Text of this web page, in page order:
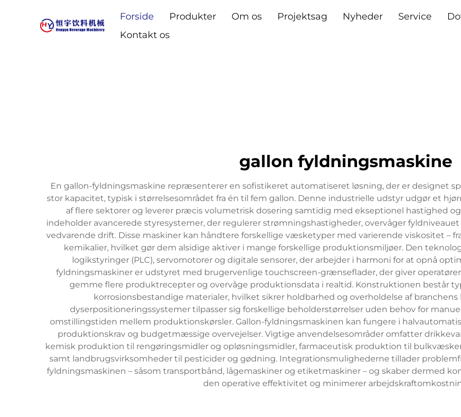
Forside Produkter Om os Projektsag Nyheder Service
Kontakt os
gallon fyldningsmaskine
En gallon-fyldningsmaskine repræsenterer en sofistikeret automatiseret løsning, der er designet
stor kapacitet, typisk i størrelsesområdet fra én til fem gallon. Denne industrielle udstyr udgør et
af flere sektorer og leverer præcis volumetrisk dosering samtidig med ekseptionel hastighed
indeholder avancerede styresystemer, der regulerer strømningshastigheder, overvåger
vedvarende drift. Disse maskiner kan håndtere forskellige væsketyper med varierende viskositet –
kemikalier, hvilket gør dem alsidige aktiver i mange forskellige produktionsmiljøer. Den
logikstyringer (PLC), servomotorer og digitale sensorer, der arbejder i harmoni for at opnå
fyldningsmaskiner er udstyret med brugervenlige touchscreen-grænseflader, der giver
gemme flere produktrecepter og overvåge produktionsdata i realtid. Konstruktionen består
korrosionsbestandige materialer, hvilket sikrer holdbarhed og overholdelse af
dyserpositioneringssystemer tilpasser sig forskellige beholderstørrelser uden behov for
omstillingstiden mellem produktionskørsler. Gallon-fyldningsmaskinen kan fungere i
produktionskrav og budgetmæssige overvejelser. Vigtige anvendelsesområder omfatter
kemisk produktion til rengøringsmidler og opløsningsmidler, farmaceutisk produktion til
samt landbrugsvirksomheder til pesticider og gødning. Integrationsmulighederne tillader
fyldningsmaskinen – såsom transportbånd, lågemaskiner og etiketmaskiner – og skaber dermed
den operative effektivitet og minimerer